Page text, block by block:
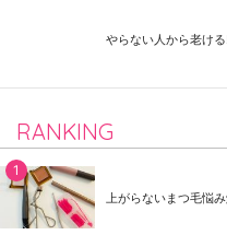
やらない人から老け
RANKING
上がらないまつ毛悩